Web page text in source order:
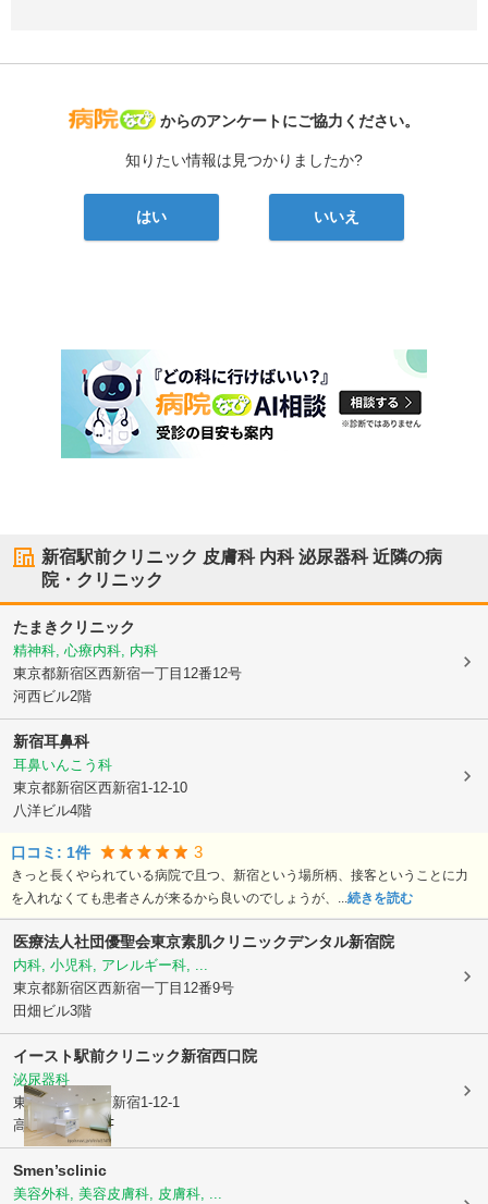
病院なび
からのアンケートにご協力ください。
知りたい情報は見つかりましたか?
はい いいえ
新宿駅前クリニック 皮膚科 内科 泌尿器科近隣の病
院・クリニック
たまきクリニック
精神科, 心療内科, 内科
東京都新宿区西新宿一丁目12番12号
河西ビル2階
新宿耳鼻科
耳鼻いんこう科
東京都新宿区西新宿1-12-10
八洋ビル4階
口コミ: 1件 3
きっと長くやられている病院で且つ、新宿という場所柄、接客ということに力
を入れなくても患者さんが来るから良いのでしょうが、...続きを読む
医療法人社団優聖会東京素肌クリニックデンタル新宿院
内科, 小児科, アレルギー科, ...
東京都新宿区西新宿一丁目12番9号
田畑ビル3階
イースト駅前クリニック新宿西口院
泌尿器科
東京都新宿区 西新宿1-12-1
高倉第一ビル4F
Smen’sclinic
美容外科, 美容皮膚科, 皮膚科, ...